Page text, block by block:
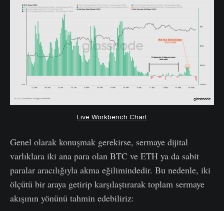
Live Workbench Chart
Genel olarak konuşmak gerekirse, sermaye dijital
varlıklara iki ana para olan BTC ve ETH ya da sabit
paralar aracılığıyla akma eğilimindedir. Bu nedenle, iki
ölçütü bir araya getirip karşılaştırarak toplam sermaye
akışının yönünü tahmin edebiliriz: